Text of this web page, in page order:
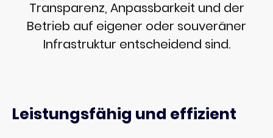
Transparenz, Anpassbarkeit und der
Betrieb auf eigener oder souveräner
Infrastruktur entscheidend sind.
Leistungsfähig und effizient